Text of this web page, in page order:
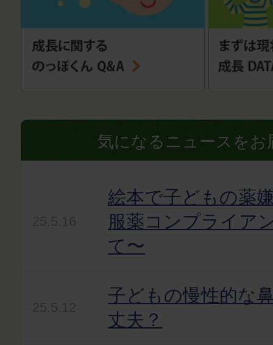
気になるニュースをお
絵本で子どもの薬
服薬コンプライア
て〜
子どもの慢性的な
丈夫？